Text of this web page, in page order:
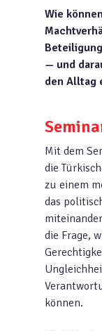
Wie
— und
den Alltag
Mit dem
die
zu einem
das
die Frage,
können.